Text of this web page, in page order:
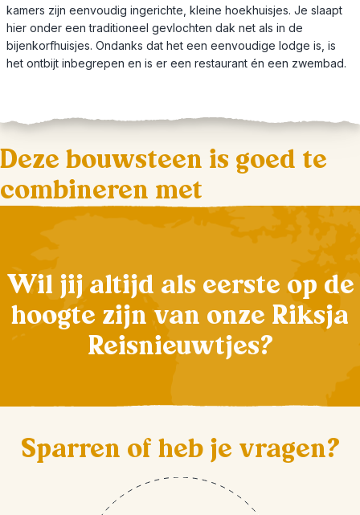
kamers zijn eenvoudig ingerichte, kleine hoekhuisjes. Je slaapt
hier onder een traditioneel gevlochten dak net als in de
bijenkorfhuisjes. Ondanks dat het een eenvoudige lodge is, is
het ontbijt inbegrepen en is er een restaurant én een zwembad.
Deze bouwsteen is goed te
combineren met
Wil jij altijd als eerste op de
hoogte zijn van onze Riksja
Reisnieuwtjes?
Sparren of heb je vragen?